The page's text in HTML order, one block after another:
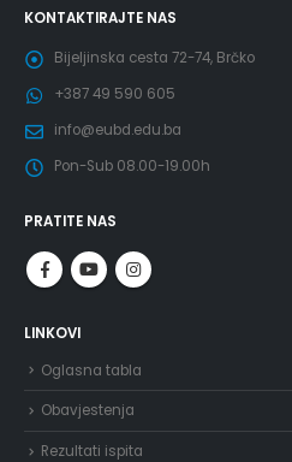
KONTAKTIRAJTE NAS
Bijeljinska cesta 72-74, Brčko
+387 49 590 605
info@eubd.edu.ba
Pon-Sub 08.00-19.00h
PRATITE NAS
LINKOVI
Oglasna tabla
Obavjestenja
Rezultati ispita